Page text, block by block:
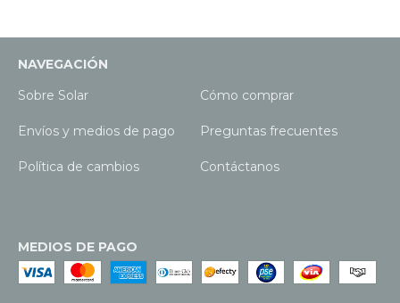
NAVEGACIÓN
Sobre Solar
Cómo comprar
Envíos y medios de pago Preguntas frecuentes
Política de cambios Contáctanos
MEDIOS DE PAGO